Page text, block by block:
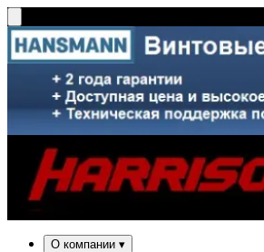
О компании ▾